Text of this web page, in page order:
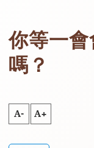
你等一會
嗎？
A- A+